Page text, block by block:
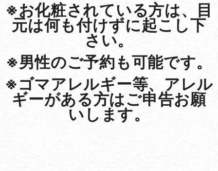
※お化粧されている方は、目
元は何も付けずに起こし下
さい。
※男性のご予約も可能です。
※ゴマアレルギー等、アレル
ギーがある方はご申告お願
いします。